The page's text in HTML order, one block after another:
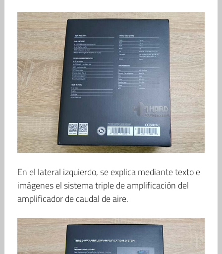
En el lateral izquierdo, se explica mediante texto e
imágenes el sistema triple de amplificación del
amplificador de caudal de aire.